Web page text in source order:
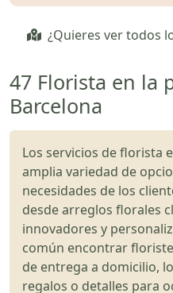
¿Quieres ver todos
47 Florista en la
Barcelona
Los servicios de florista
amplia variedad de
necesidades de los
desde arreglos florales
innovadores y
común encontrar
de entrega a domicilio,
regalos o detalles para